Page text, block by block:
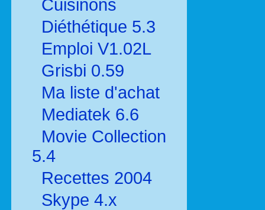
Cuisinons
Diéthétique 5.3
Emploi V1.02L
Grisbi 0.59
Ma liste d'achat
Mediatek 6.6
Movie Collection
5.4
Recettes 2004
Skype 4.x